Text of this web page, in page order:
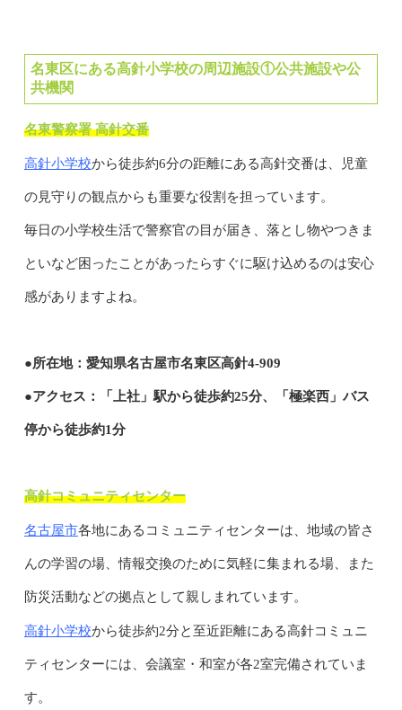
名東区にある高針小学校の周辺施設①公共施設や公
共機関
名東警察署 高針交番
高針小学校から徒歩約6分の距離にある高針交番は、児童
の見守りの観点からも重要な役割を担っています。
毎日の小学校生活で警察官の目が届き、落とし物やつきま
といなど困ったことがあったらすぐに駆け込めるのは安心
感がありますよね。
●所在地：愛知県名古屋市名東区高針4-909
●アクセス：「上社」駅から徒歩約25分、「極楽西」バス
停から徒歩約1分
高針コミュニティセンター
名古屋市各地にあるコミュニティセンターは、地域の皆さ
んの学習の場、情報交換のために気軽に集まれる場、また
防災活動などの拠点として親しまれています。
高針小学校から徒歩約2分と至近距離にある高針コミュニ
ティセンターには、会議室・和室が各2室完備されていま
す。